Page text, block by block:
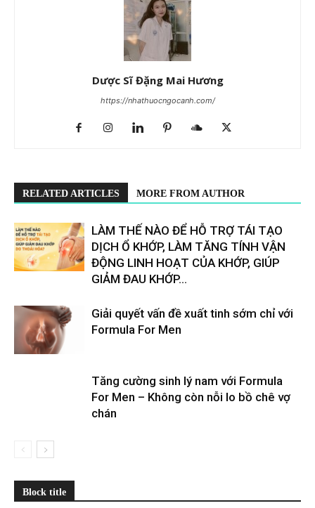
Dược Sĩ Đặng Mai Hương
https://nhathuocngocanh.com/
RELATED ARTICLES MORE FROM AUTHOR
LÀM THẾ NÀO ĐỂ HỖ TRỢ TÁI TẠO
DỊCH Ổ KHỚP, LÀM TĂNG TÍNH VẬN
ĐỘNG LINH HOẠT CỦA KHỚP, GIÚP
GIẢM ĐAU KHỚP...
Giải quyết vấn đề xuất tinh sớm chỉ với
Formula For Men
Tăng cường sinh lý nam với Formula
For Men – Không còn nỗi lo bồ chê vợ
chán
Block title